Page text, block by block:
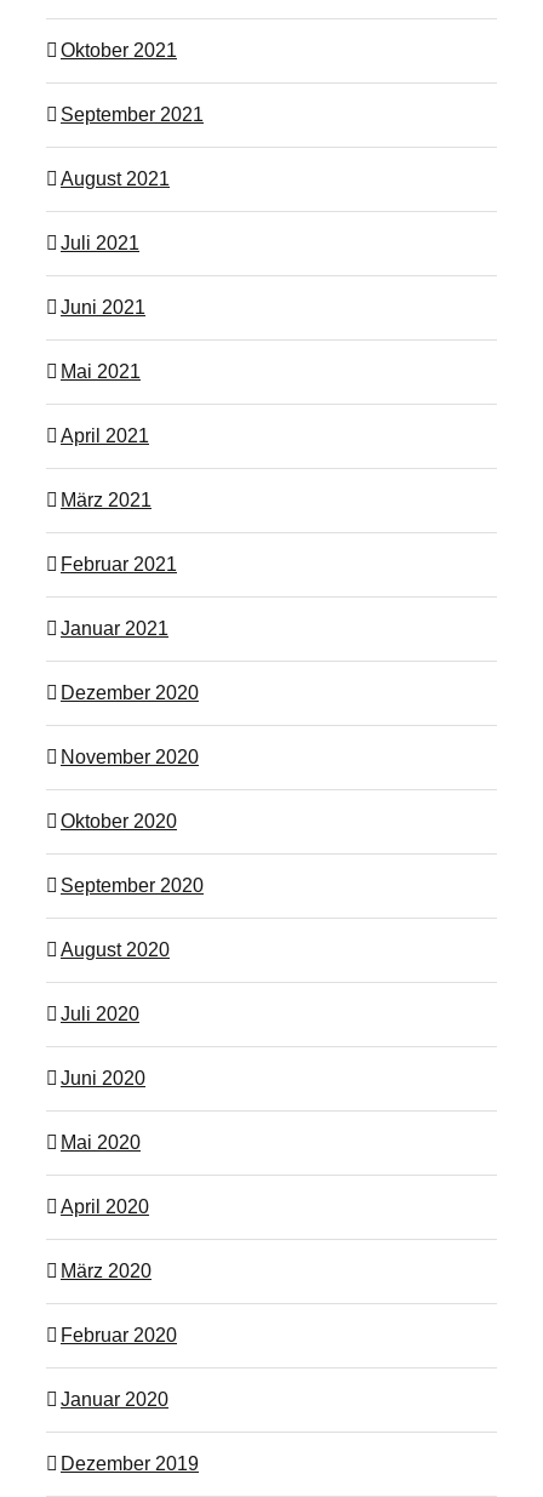
Oktober 2021
September 2021
August 2021
Juli 2021
Juni 2021
Mai 2021
April 2021
März 2021
Februar 2021
Januar 2021
Dezember 2020
November 2020
Oktober 2020
September 2020
August 2020
Juli 2020
Juni 2020
Mai 2020
April 2020
März 2020
Februar 2020
Januar 2020
Dezember 2019